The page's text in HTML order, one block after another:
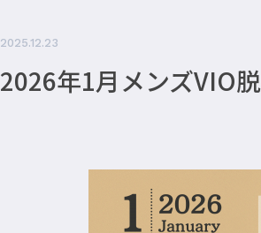
2025.12.23
2026年1月メンズVIO